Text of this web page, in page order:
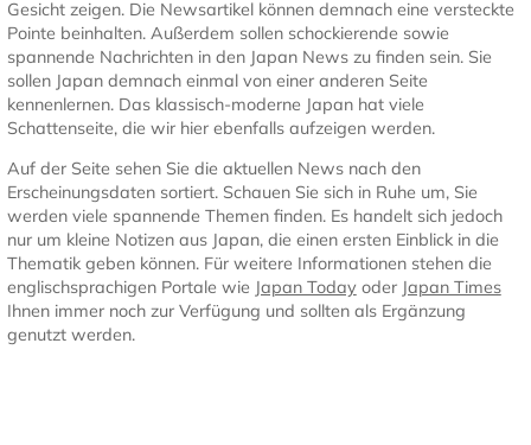
Gesicht zeigen. Die Newsartikel können demnach eine versteckte
Pointe beinhalten. Außerdem sollen schockierende sowie
spannende Nachrichten in den Japan News zu finden sein. Sie
sollen Japan demnach einmal von einer anderen Seite
kennenlernen. Das klassisch-moderne Japan hat viele
Schattenseite, die wir hier ebenfalls aufzeigen werden.
Auf der Seite sehen Sie die aktuellen News nach den
Erscheinungsdaten sortiert. Schauen Sie sich in Ruhe um, Sie
werden viele spannende Themen finden. Es handelt sich jedoch
nur um kleine Notizen aus Japan, die einen ersten Einblick in die
Thematik geben können. Für weitere Informationen stehen die
englischsprachigen Portale wie Japan Todayoder Japan Times
Ihnen immer noch zur Verfügung und sollten als Ergänzung
genutzt werden.